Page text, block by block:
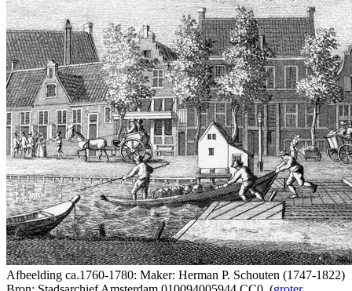
Afbeelding ca.1760-1780: Maker: Herman P. Schouten (1747-1822)